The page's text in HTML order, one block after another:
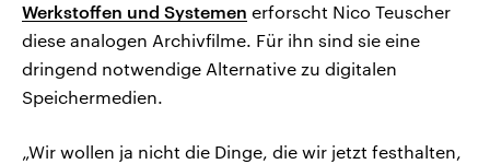
Werkstoffen und Systemen erforscht Nico Teuscher
diese analogen Archivfilme. Für ihn sind sie eine
dringend notwendige Alternative zu digitalen
Speichermedien.
„Wir wollen ja nicht die Dinge, die wir jetzt festhalten,